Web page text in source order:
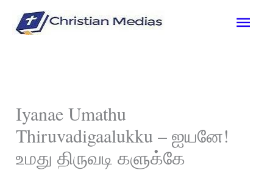
Iyanae Umathu
Thiruvadigaalukku – ஐயனே!
உமது திருவடி களுக்கே